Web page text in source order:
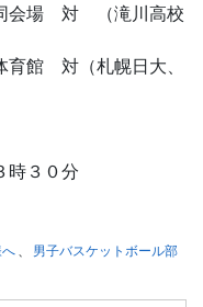
会場 対 （滝川高校
館 対（札幌日大、
時３０分
、 男子バスケットボール部